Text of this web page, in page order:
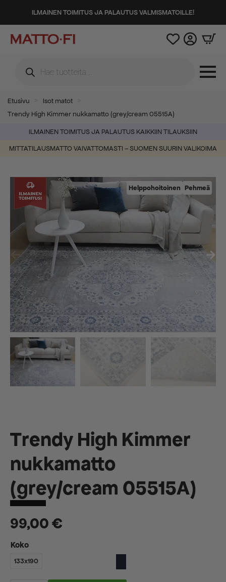
ILMAINEN TOIMITUS JA PALAUTUS VALMISMATOILLE!
search
Etusivu
Isot matot
Trendy High Kimmer nukkamatto (grey/cream 05515A)
ILMAINEN TOIMITUS JA PALAUTUS KAIKKIIN TILAUKSIIN
MITTATILAUSMATTO VAIVATTOMASTI – SUOMEN SUURIN VALIKOIMA
Helppohoitoinen Pehmeä
Trendy High Kimmer
nukkamatto
(grey/cream 05515A)
99,00€
Koko
133x190